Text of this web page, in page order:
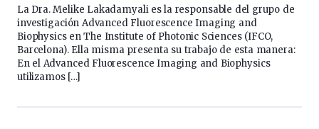
La Dra. Melike Lakadamyali es la responsable del grupo de
investigación Advanced Fluorescence Imaging and
Biophysics en The Institute of Photonic Sciences (IFCO,
Barcelona). Ella misma presenta su trabajo de esta manera:
En el Advanced Fluorescence Imaging and Biophysics
utilizamos […]